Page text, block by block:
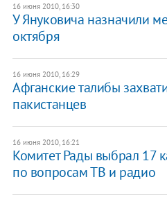
16 июня 2010, 16:30
У Януковича назначили
октября
16 июня 2010, 16:29
Афганские талибы
пакистанцев
16 июня 2010, 16:21
Комитет Рады выбрал 17
по вопросам ТВ и радио